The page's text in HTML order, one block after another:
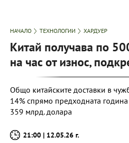
НАЧАЛО ТЕХНОЛОГИИ ХАРДУЕР
Китай получава по
на час от износ,
Общо китайските доставки в
14% спрямо предходната
359 млрд. долара
21:00 | 12.05.26 г.